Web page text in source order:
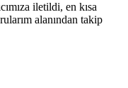
iletildi, en kısa
alanından takip